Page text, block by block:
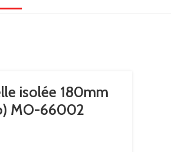
isolée 180mm
MO-66002